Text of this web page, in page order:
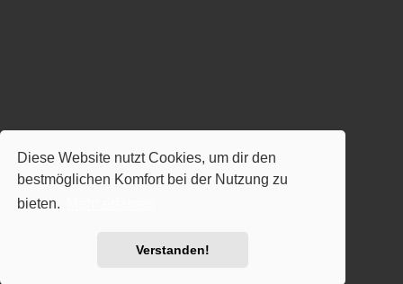
Diese Website nutzt Cookies, um dir den
bestmöglichen Komfort bei der Nutzung zu
bieten.
Verstanden!